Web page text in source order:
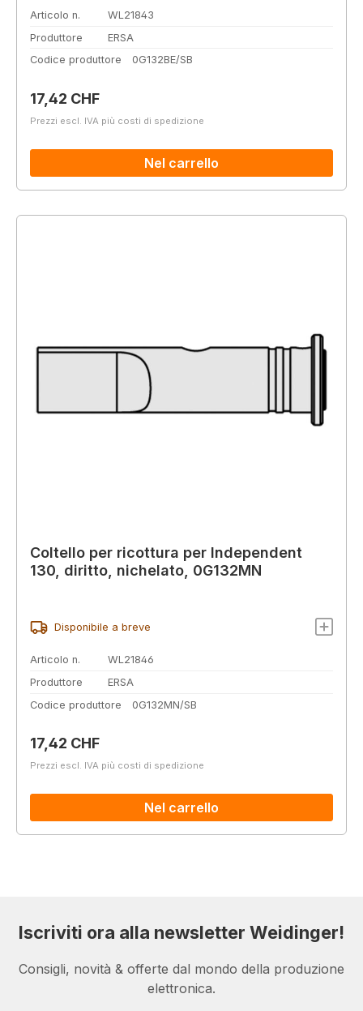
Articolo n.
WL21843
Produttore
ERSA
Codice produttore
0G132BE/SB
Prezzo normale:
17,42 CHF
Prezzi escl. IVA più costi di spedizione
Nel carrello
Coltello per ricottura per Independent
130, diritto, nichelato, 0G132MN
Disponibile a breve
Articolo n.
WL21846
Produttore
ERSA
Codice produttore
0G132MN/SB
Prezzo normale:
17,42 CHF
Prezzi escl. IVA più costi di spedizione
Nel carrello
Iscriviti ora alla newsletter Weidinger!
Consigli, novità & offerte dal mondo della produzione
elettronica.